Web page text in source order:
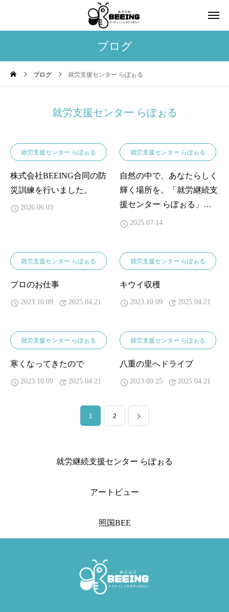
ブログ
ブログ 就労支援センター らぽぉる
就労支援センター らぽぉる
就労支援センター らぽぉる
株式会社BEEING合同の防
災訓練を行いました。
2026.06.03
就労支援センター らぽぉる
自然の中で、あなたらしく
輝く場所を。「就労継続支
援センター らぽぉる」利
用者さん募集
2025.07.14
就労支援センター らぽぉる
プロのお仕事
2023.10.09 2025.04.21
就労支援センター らぽぉる
キウイ収穫
2023.10.09 2025.04.21
就労支援センター らぽぉる
寒くなってきたので
2023.10.09 2025.04.21
就労支援センター らぽぉる
八重の里へドライブ
2023.09.25 2025.04.21
1 2
就労継続支援センター らぽぉる
アートビュー
照国BEE